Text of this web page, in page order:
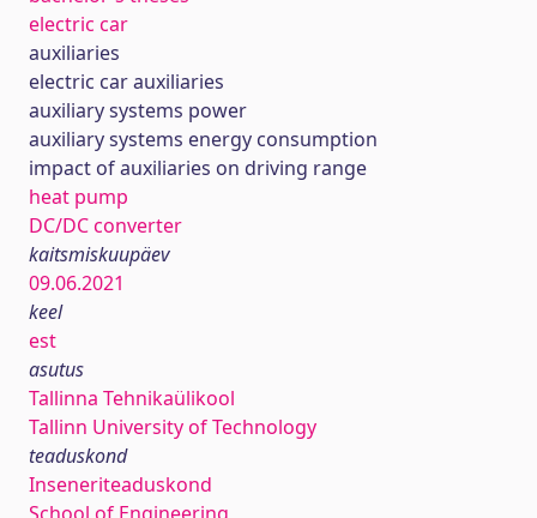
electric car
auxiliaries
electric car auxiliaries
auxiliary systems power
auxiliary systems energy consumption
impact of auxiliaries on driving range
heat pump
DC/DC converter
kaitsmiskuupäev
09.06.2021
keel
est
asutus
Tallinna Tehnikaülikool
Tallinn University of Technology
teaduskond
Inseneriteaduskond